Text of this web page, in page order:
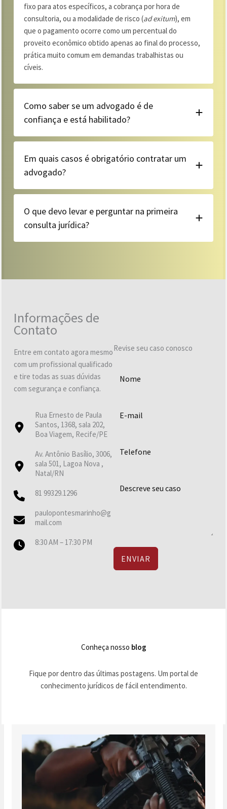
fixo para atos específicos, a cobrança por hora de
consultoria, ou a modalidade de risco (ad exitum), em
que o pagamento ocorre como um percentual do
proveito econômico obtido apenas ao final do processo,
prática muito comum em demandas trabalhistas ou
cíveis.
Como saber se um advogado é de
confiança e está habilitado?
Em quais casos é obrigatório contratar um
advogado?
O que devo levar e perguntar na primeira
consulta jurídica?
Informações de
Contato
Entre em contato agora mesmo
com um profissional qualificado
e tire todas as suas dúvidas
com segurança e confiança.
Rua Ernesto de Paula
Santos, 1368, sala 202,
Boa Viagem, Recife/PE
Av. Antônio Basílio, 3006,
sala 501, Lagoa Nova ,
Natal/RN
81 99329.1296
paulopontesmarinho@g
mail.com
8:30 AM – 17:30 PM
Revise seu caso conosco
ENVIAR
Conheça nosso blog
Fique por dentro das últimas postagens. Um portal de
conhecimento jurídicos de fácil entendimento.